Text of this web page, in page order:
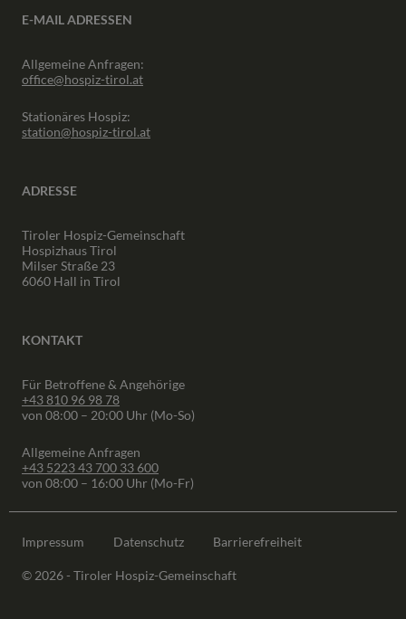
E-MAIL ADRESSEN
Allgemeine Anfragen:
office@hospiz-tirol.at
Stationäres Hospiz:
station@hospiz-tirol.at
ADRESSE
Tiroler Hospiz-Gemeinschaft
Hospizhaus Tirol
Milser Straße 23
6060 Hall in Tirol
KONTAKT
Für Betroffene & Angehörige
+43 810 96 98 78
von 08:00 – 20:00 Uhr (Mo-So)
Allgemeine Anfragen
+43 5223 43 700 33 600
von 08:00 – 16:00 Uhr (Mo-Fr)
Impressum Datenschutz Barrierefreiheit
© 2026 - Tiroler Hospiz-Gemeinschaft